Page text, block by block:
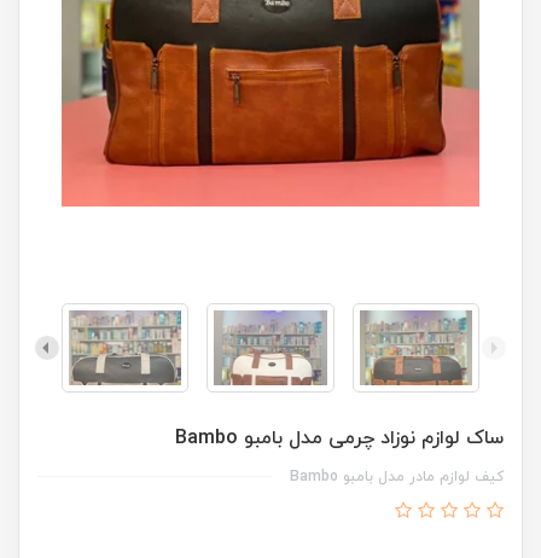
ساک لوازم نوزاد چرمی مدل بامبو Bambo
کیف لوازم مادر مدل بامبو Bambo